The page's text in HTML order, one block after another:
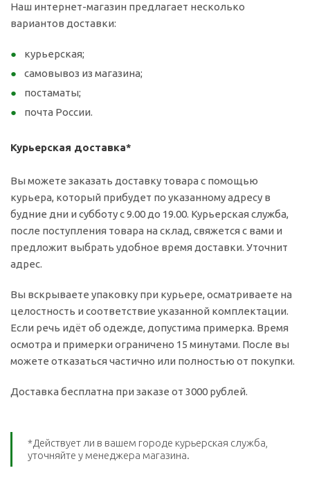
Наш интернет-магазин предлагает несколько
вариантов доставки:
курьерская;
самовывоз из магазина;
постаматы;
почта России.
Курьерская доставка*
Вы можете заказать доставку товара с помощью
курьера, который прибудет по указанному адресу в
будние дни и субботу с 9.00 до 19.00. Курьерская служба,
после поступления товара на склад, свяжется с вами и
предложит выбрать удобное время доставки. Уточнит
адрес.
Вы вскрываете упаковку при курьере, осматриваете на
целостность и соответствие указанной комплектации.
Если речь идёт об одежде, допустима примерка. Время
осмотра и примерки ограничено 15 минутами. После вы
можете отказаться частично или полностью от покупки.
Доставка бесплатна при заказе от 3000 рублей.
*Действует ли в вашем городе курьерская служба,
уточняйте у менеджера магазина.